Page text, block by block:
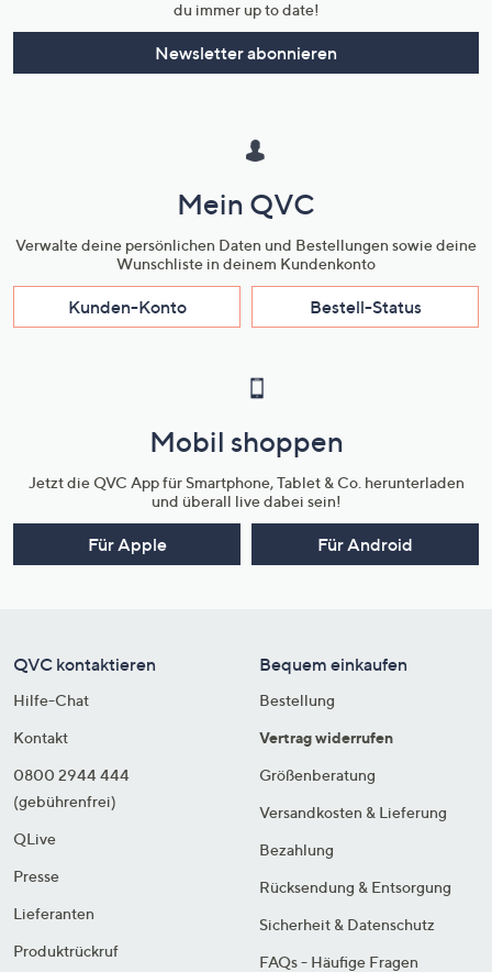
du immer up to date!
Newsletter abonnieren
Mein QVC
Verwalte deine persönlichen Daten und Bestellungen sowie deine
Wunschliste in deinem Kundenkonto
Kunden-Konto Bestell-Status
Mobil shoppen
Jetzt die QVC App für Smartphone, Tablet & Co. herunterladen
und überall live dabei sein!
Für Apple Für Android
QVC kontaktieren
Hilfe-Chat
Kontakt
0800 2944 444
(gebührenfrei)
QLive
Presse
Lieferanten
Produktrückruf
Bequem einkaufen
Bestellung
Vertrag widerrufen
Größenberatung
Versandkosten & Lieferung
Bezahlung
Rücksendung & Entsorgung
Sicherheit & Datenschutz
FAQs - Häufige Fragen